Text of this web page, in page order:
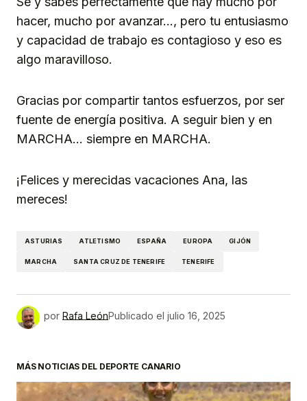
hacer, mucho por avanzar…, pero tu entusiasmo
y capacidad de trabajo es contagioso y eso es
algo maravilloso.
Gracias por compartir tantos esfuerzos, por ser
fuente de energía positiva. A seguir bien y en
MARCHA… siempre en MARCHA.
¡Felices y merecidas vacaciones Ana, las
mereces!
ASTURIAS ATLETISMO ESPAÑA EUROPA GIJÓN
MARCHA SANTA CRUZ DE TENERIFE TENERIFE
por Rafa LeónPublicado el julio 16, 2025
MÁS NOTICIAS DEL DEPORTE CANARIO